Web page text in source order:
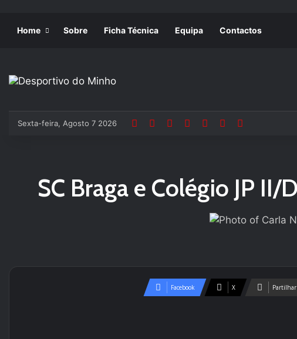
Home Sobre Ficha Técnica Equipa Contactos
Sexta-feira, Agosto 7 2026
SC Braga e Colégio JP II/
Facebook X